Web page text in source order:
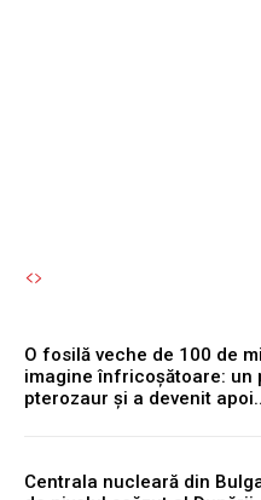
O fosilă veche de 100 de
imagine înfricoșătoare: un
pterozaur și a devenit
Centrala nucleară din